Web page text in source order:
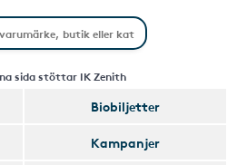
sida stöttar IK Zenith
Biobiljetter
Kampanjer